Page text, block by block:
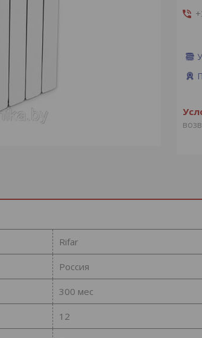
Rifar
Россия
300 мес
12